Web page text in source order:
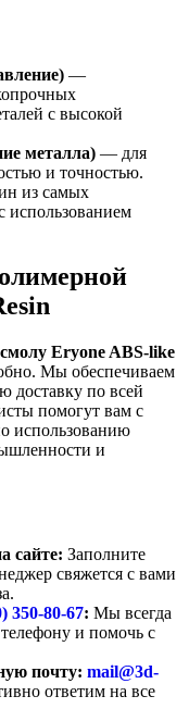
—
с высокой
металла) — для
и точностью.
из самых
использованием
Eryone ABS-like
Мы обеспечиваем
доставку по всей
помогут вам с
использованию
и
сайте: Заполните
свяжется с вами
350-80-67: Мы всегда
и помочь с
почту: mail@3d-
ответим на все